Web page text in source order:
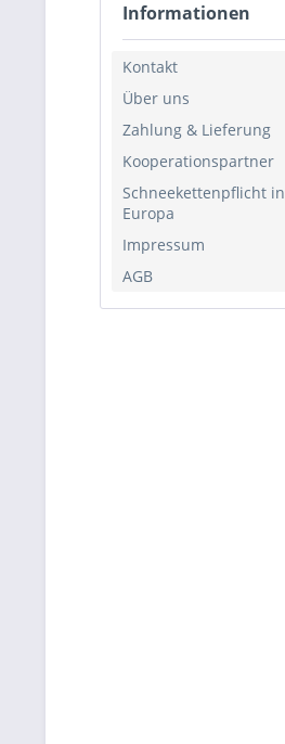
Informationen
Kontakt
Über uns
Zahlung & Lieferung
Kooperationspartner
Schneekettenpflicht in
Europa
Impressum
AGB